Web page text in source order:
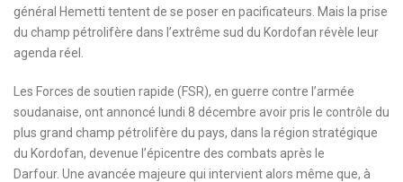
général Hemetti tentent de se poser en pacificateurs. Mais la prise
du champ pétrolifère dans l’extrême sud du Kordofan révèle leur
agenda réel.
Les Forces de soutien rapide (FSR), en guerre contre l’armée
soudanaise, ont annoncé lundi 8 décembre avoir pris le contrôle du
plus grand champ pétrolifère du pays, dans la région stratégique
du Kordofan, devenue l’épicentre des combats après le
Darfour. Une avancée majeure qui intervient alors même que, à